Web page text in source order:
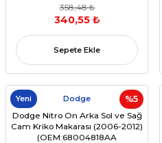
68004819AB ,68004818AA
,68027664AA)
358,48 ₺
340,55 ₺
Sepete Ekle
%5
Yeni Dodge
Dodge Nitro On Arka Sol ve Sağ
Cam Kriko Makarası (2006-2012)
(OEM:68004818AA